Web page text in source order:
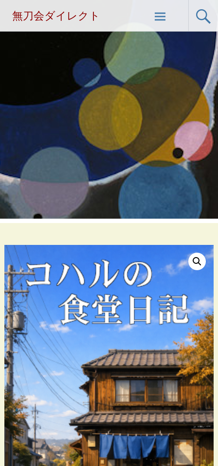
へ
ス
無刀会ダイレクト